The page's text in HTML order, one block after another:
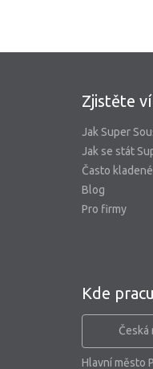
Zjistěte
Jak Super
Jak se stát
Často
Blog
Pro firmy
Kde
Česká
Hlavní město